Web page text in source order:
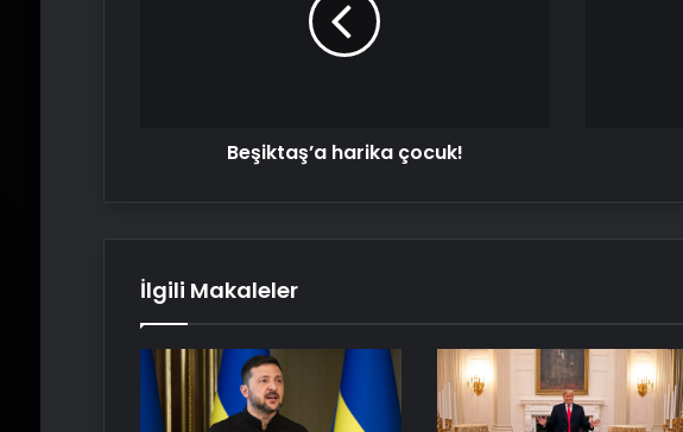
Beşiktaş’a harika çocuk!
İlgili Makaleler